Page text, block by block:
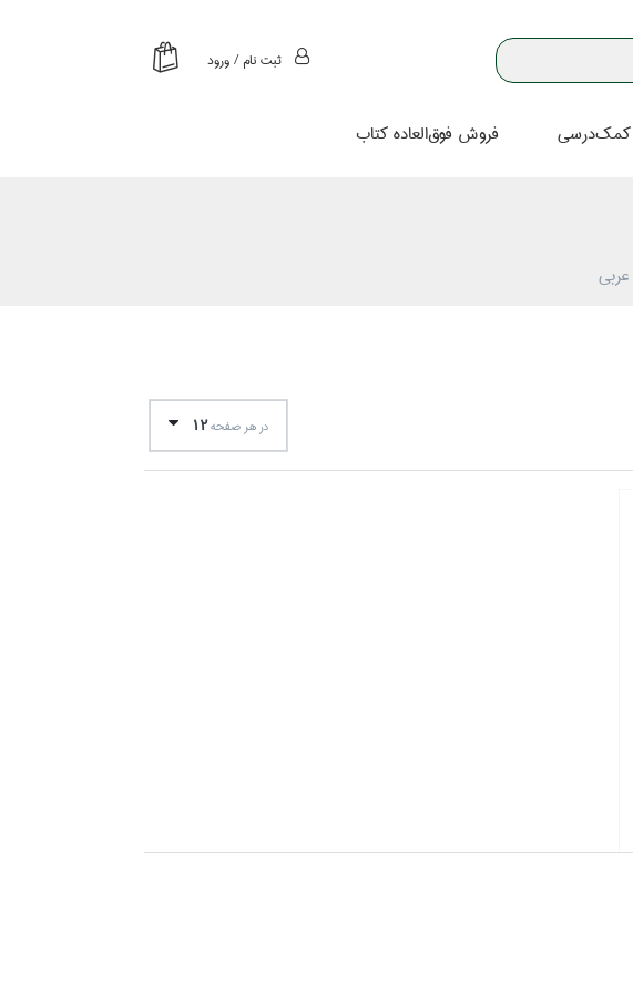
ثبت نام / ورود
كمك‌درسي فروش فوق‌العاده كتاب
عربي
در هر صفحه12